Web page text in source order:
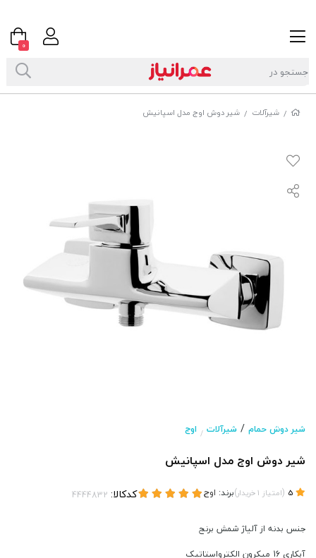
/ شیرآلات / شیر دوش اوج مدل اسپانیش
شیر دوش حمام / شیرآلات / اوج
شیر دوش اوج مدل اسپانیش
(امتیاز 1خریدار)برند: اوج کدکالا:
جنس بدنه از آلیاژ شمش برنج
آبکاری 16 میکرون الکترواستاتیک
0